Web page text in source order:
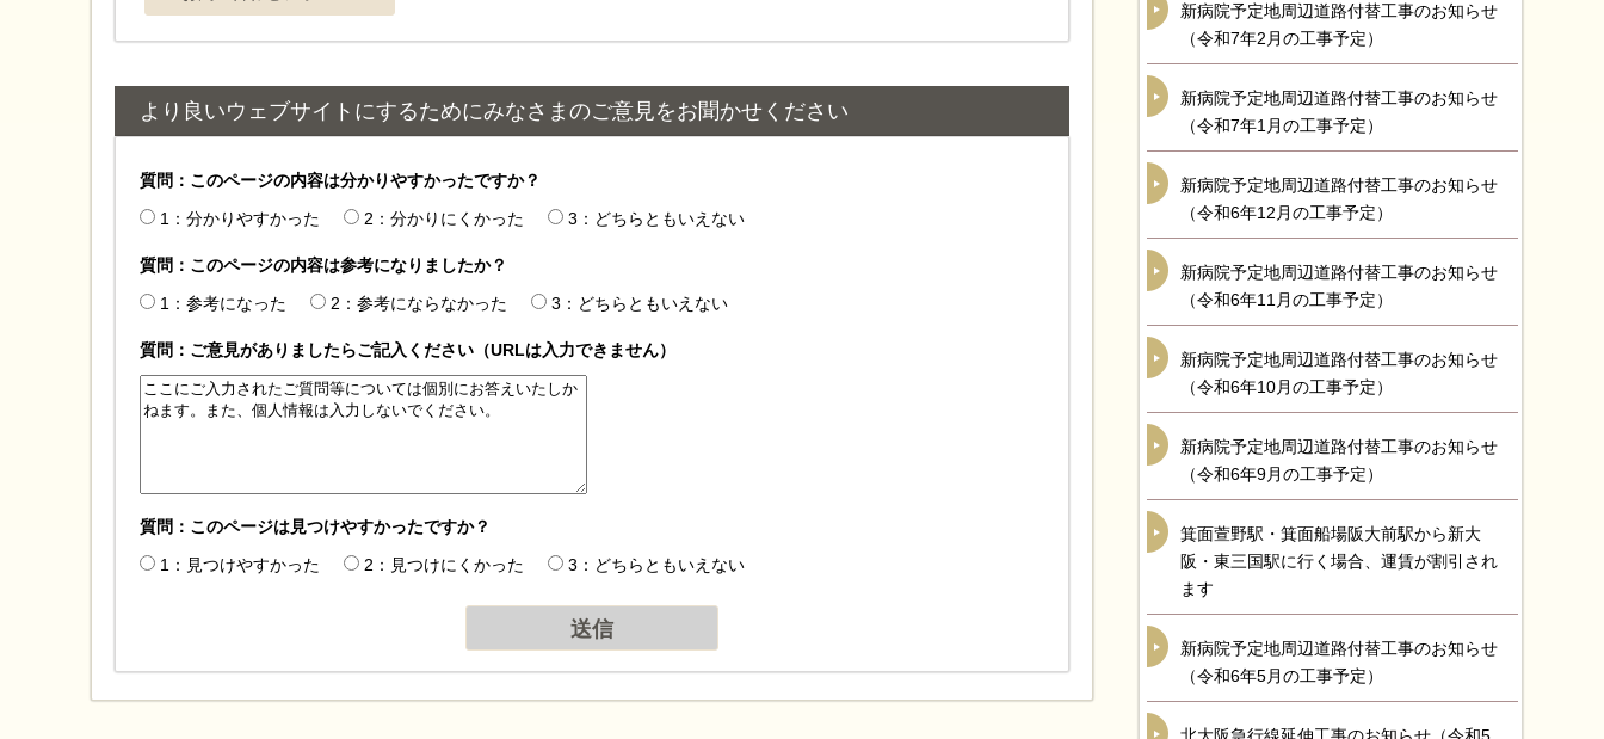
より良いウェブサイトにするためにみなさまのご意見をお聞かせください
質問：このページの内容は分かりやすかったですか？
1：分かりやすかった
2：分かりにくかった 3：どちらともいえない
質問：このページの内容は参考になりましたか？
1：参考になった
2：参考にならなかった 3：どちらともいえない
質問：ご意見がありましたらご記入ください（URLは入力できません）
質問：このページは見つけやすかったですか？
1：見つけやすかった
2：見つけにくかった 3：どちらともいえない
新病院予定地周辺道路付替工事のお知らせ
（令和7年2月の工事予定）
新病院予定地周辺道路付替工事のお知らせ
（令和7年1月の工事予定）
新病院予定地周辺道路付替工事のお知らせ
（令和6年12月の工事予定）
新病院予定地周辺道路付替工事のお知らせ
（令和6年11月の工事予定）
新病院予定地周辺道路付替工事のお知らせ
（令和6年10月の工事予定）
新病院予定地周辺道路付替工事のお知らせ
（令和6年9月の工事予定）
箕面萱野駅・箕面船場阪大前駅から新大
阪・東三国駅に行く場合、運賃が割引され
ます
新病院予定地周辺道路付替工事のお知らせ
（令和6年5月の工事予定）